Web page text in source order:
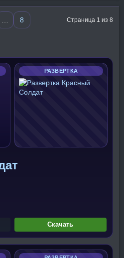
8 Страница 1 из 8
РАЗВЕРТКА
Скачать